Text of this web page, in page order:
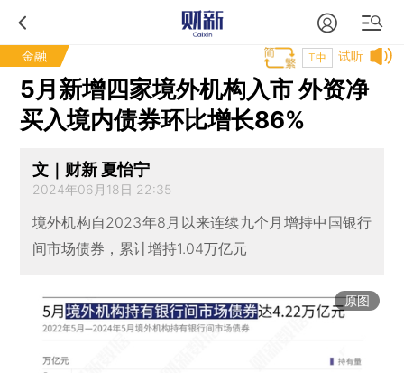
金融 试听
T中
5月新增四家境外机构入市 外资净
买入境内债券环比增长86%
文｜财新 夏怡宁
2024年06月18日 22:35
境外机构自2023年8月以来连续九个月增持中国银行
间市场债券，累计增持1.04万亿元
原图